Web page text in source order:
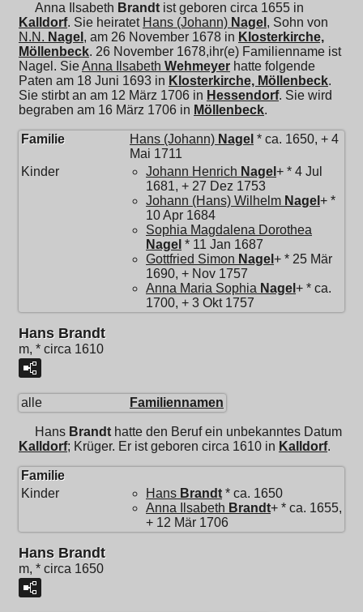
Anna Ilsabeth Brandt ist geboren circa 1655 in
Kalldorf. Sie heiratet Hans (Johann) Nagel , Sohn von
N.N. Nagel , am 26 November 1678 in Klosterkirche,
Möllenbeck. 26 November 1678,ihr(e) Familienname ist
Nagel. SieAnna Ilsabeth Wehmeyer hatte folgende
Paten am 18 Juni 1693 in Klosterkirche, Möllenbeck.
Sie stirbt an am 12 März 1706 in Hessendorf. Sie wird
begraben am 16 März 1706 in Möllenbeck.
Familie Hans (Johann) Nagel * ca. 1650, + 4
Mai 1711
Kinder
Johann Henrich Nagel + * 4 Jul
1681, + 27 Dez 1753
Johann (Hans) Wilhelm Nagel + *
10 Apr 1684
Sophia Magdalena Dorothea
Nagel * 11 Jan 1687
Gottfried Simon Nagel + * 25 Mär
1690, + Nov 1757
Anna Maria Sophia Nagel + * ca.
1700, + 3 Okt 1757
Hans Brandt
m, * circa 1610
alle Familiennamen
Hans Brandt hatte den Beruf ein unbekanntes Datum
Kalldorf; Krüger. Er ist geboren circa 1610 in Kalldorf.
Familie
Kinder
Hans Brandt * ca. 1650
Anna Ilsabeth Brandt+ * ca. 1655,
+ 12 Mär 1706
Hans Brandt
m, * circa 1650